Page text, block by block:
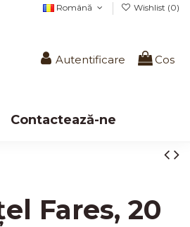
Română Wishlist (0)
Autentificare Cos
Contactează-ne
Fares, 20